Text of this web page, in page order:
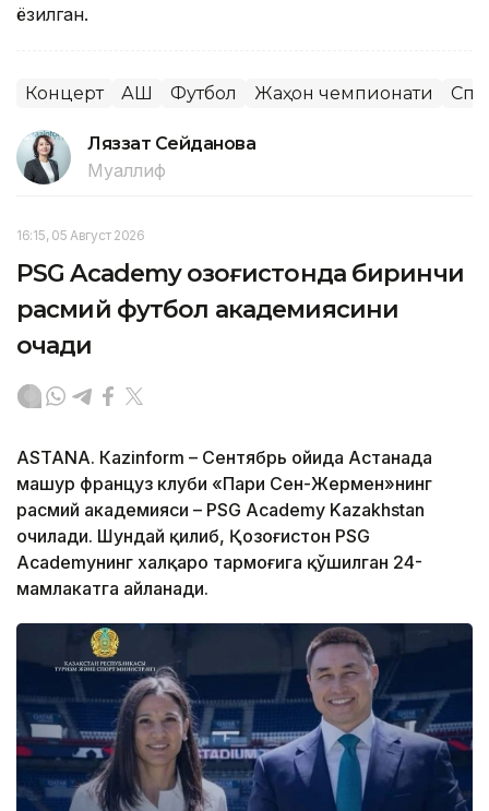
ёзилган.
Концерт АҚШ Футбол Жаҳон чемпионати
Ляззат Сейданова
Муаллиф
16:15, 05 Август 2026
PSG Academy Қозоғистонда биринчи
расмий футбол академиясини
очади
ASTANА. Кazinform – Сентябрь ойида Астанада
машҳур француз клуби «Пари Сен-Жермен»нинг
расмий академияси – PSG Academy Kazakhstan
очилади. Шундай қилиб, Қозоғистон PSG
Academyнинг халқаро тармоғига қўшилган 24-
мамлакатга айланади.